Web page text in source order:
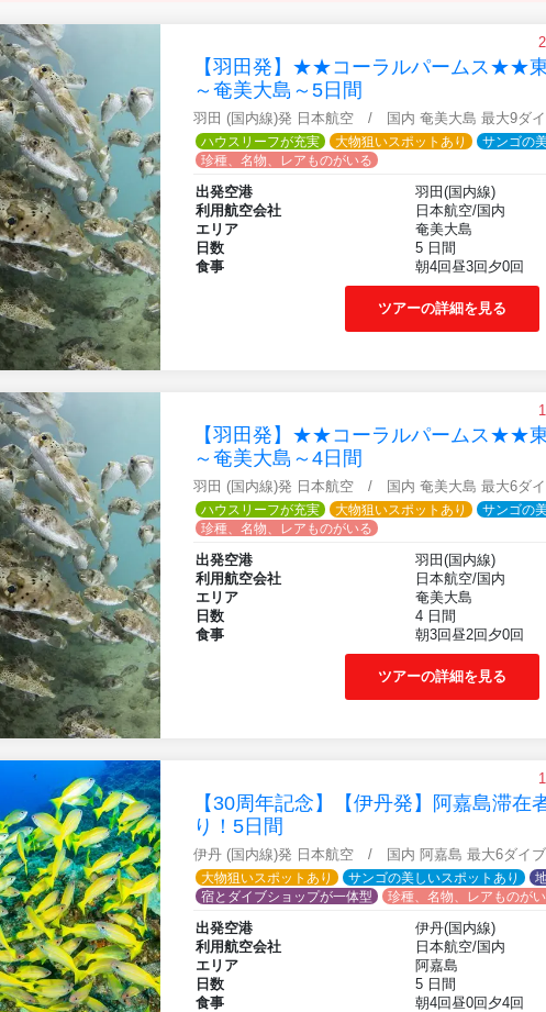
【羽田発】★★コーラルパームス★★
～奄美大島～5日間
羽田 (国内線)発 日本航空 / 国内 奄美大島 最大9ダイ
ハウスリーフが充実
大物狙いスポットあり
サンゴの
珍種、名物、レアものがいる
出発空港
羽田(国内線)
利用航空会社
日本航空/国内
エリア
奄美大島
日数
5 日間
食事
朝4回昼3回夕0回
ツアーの詳細を見る
【羽田発】★★コーラルパームス★★
～奄美大島～4日間
羽田 (国内線)発 日本航空 / 国内 奄美大島 最大6ダイ
ハウスリーフが充実
大物狙いスポットあり
サンゴの
珍種、名物、レアものがいる
出発空港
羽田(国内線)
利用航空会社
日本航空/国内
エリア
奄美大島
日数
4 日間
食事
朝3回昼2回夕0回
ツアーの詳細を見る
【30周年記念】【伊丹発】阿嘉島滞在
り！5日間
伊丹 (国内線)発 日本航空 / 国内 阿嘉島 最大6ダイブ
大物狙いスポットあり
サンゴの美しいスポットあり
宿とダイブショップが一体型
珍種、名物、レアものが
出発空港
伊丹(国内線)
利用航空会社
日本航空/国内
エリア
阿嘉島
日数
5 日間
食事
朝4回昼0回夕4回